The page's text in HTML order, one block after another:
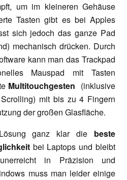
um im kleineren Gehäuse
Tasten gibt es bei Apples
sich jedoch das ganze Pad
mechanisch drücken. Durch
kann man das Trackpad
Mauspad mit Tasten
Multitouchgesten (inklusive
mit bis zu 4 Fingern
der großen Glasfläche.
ganz klar die beste
bei Laptops und bleibt
in Präzision und
muss man leider einige